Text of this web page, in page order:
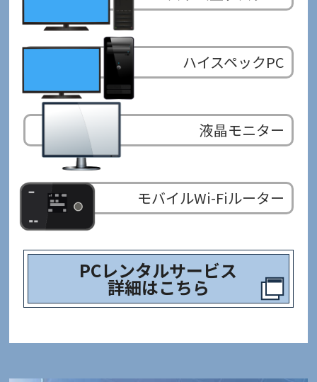
ハイスペックPC
液晶モニター
モバイルWi-Fiルーター
PCレンタルサービス
詳細はこちら